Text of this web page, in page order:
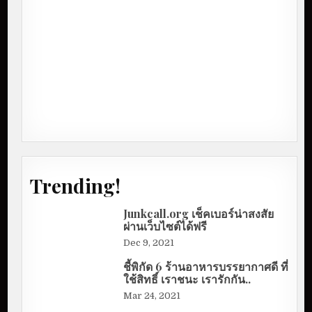
Trending!
Junkcall.org เช็คเบอร์น่าสงสัย
ผ่านเว็บไซต์ได้ฟรี
Dec 9, 2021
ชี้พิกัด 6 ร้านอาหารบรรยากาศดี ที่
ใช้สิทธิ์ เราชนะ เรารักกัน..
Mar 24, 2021